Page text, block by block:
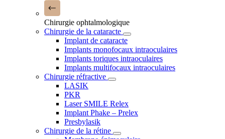
Chirurgie ophtalmologique
Chirurgie de la cataracte
Implant de cataracte
Implants monofocaux intraoculaires
Implants toriques intraoculaires
Implants multifocaux intraoculaires
Chirurgie réfractive
LASIK
PKR
Laser SMILE Relex
Implant Phake – Prelex
Presbylasik
Chirurgie de la rétine